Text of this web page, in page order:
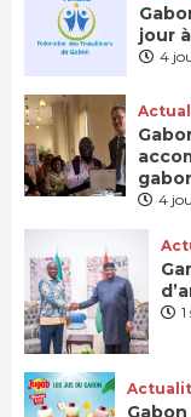
jour
4
4